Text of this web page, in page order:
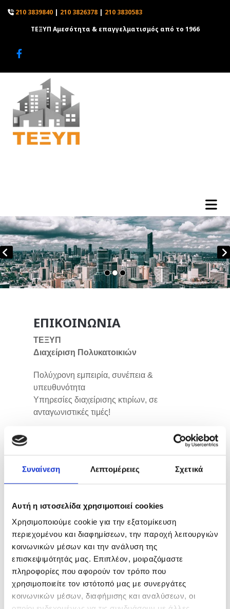
Συναίνεση Λεπτομέρειες Σχετικά
Αυτή η ιστοσελίδα χρησιμοποιεί cookies
Χρησιμοποιούμε cookie για την εξατομίκευση
περιεχομένου και διαφημίσεων, την παροχή λειτουργιών
κοινωνικών μέσων και την ανάλυση της
επισκεψιμότητάς μας. Επιπλέον, μοιραζόμαστε
πληροφορίες που αφορούν τον τρόπο που
χρησιμοποιείτε τον ιστότοπό μας με συνεργάτες
κοινωνικών μέσων, διαφήμισης και αναλύσεων, οι
 210 3839840 | 210 3826378 | 210 3830583
ΤΕΞΥΠ Αμεσότητα & επαγγελματισμός από το 1966
ΕΠΙΚΟΙΝΩΝΙΑ
ΤΕΞΥΠ
Διαχείριση Πολυκατοικιών
Πολύχρονη εμπειρία, συνέπεια &
υπευθυνότητα
Υπηρεσίες διαχείρισης κτιρίων, σε
ανταγωνιστικές τιμές!
Πανεπιστημίου 56, Αθήνα, Τ.Κ. 106 78
Τηλ.:210 3839840,210 3826378,210
3830583
Όνοματεπώνυμο
Email